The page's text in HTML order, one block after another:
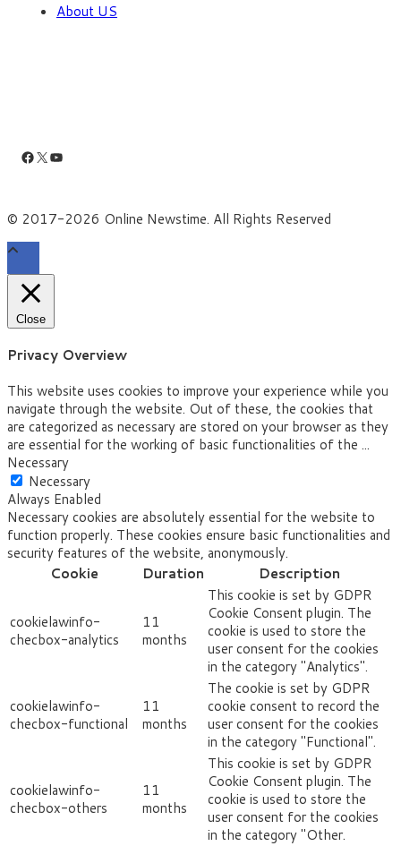
About US
Facebook
X YouTube
© 2017-2026 Online Newstime. All Rights Reserved
Close
Privacy Overview
This website uses cookies to improve your experience while you
navigate through the website. Out of these, the cookies that
are categorized as necessary are stored on your browser as they
are essential for the working of basic functionalities of the ...
Necessary
Necessary
Always Enabled
Necessary cookies are absolutely essential for the website to
function properly. These cookies ensure basic functionalities and
security features of the website, anonymously.
Cookie
Duration Description
cookielawinfo-
checbox-analytics
11
months
This cookie is set by GDPR
Cookie Consent plugin. The
cookie is used to store the
user consent for the cookies
in the category "Analytics".
cookielawinfo-
checbox-functional
11
months
The cookie is set by GDPR
cookie consent to record the
user consent for the cookies
in the category "Functional".
cookielawinfo-
checbox-others
11
months
This cookie is set by GDPR
Cookie Consent plugin. The
cookie is used to store the
user consent for the cookies
in the category "Other.